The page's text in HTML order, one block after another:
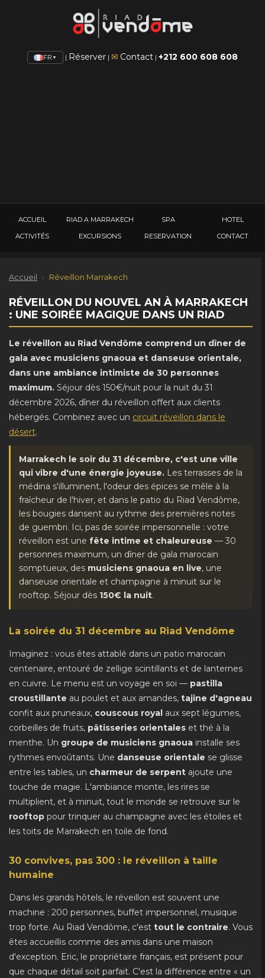
FR ▼ | Réserver | ✉ Contact | +212 600 608 608
ACCUEIL RIAD A MARRAKECH SPA
HOTEL
ACTIVITÉS
EXCURSIONS RESERVATION CONTACT
Accueil › Réveillon Marrakech
RÉVEILLON DU NOUVEL AN À MARRAKECH
: UNE SOIRÉE MAGIQUE DANS UN RIAD
Le réveillon au Riad Vendôme comprend un dîner de
gala avec musiciens gnaoua et danseuse orientale,
dans une ambiance intimiste de 30 personnes
maximum. Séjour dès 150€/nuit pour la nuit du 31
décembre 2026, dîner du réveillon offert aux clients
hébergés. Combinez avec un circuit réveillon dans le
désert.
Marrakech le soir du 31 décembre, c'est une ville
qui vibre d'une énergie joyeuse. Les terrasses de la
médina s'illuminent, l'odeur des épices se mêle à la
fraîcheur de l'hiver, et dans le patio du Riad Vendôme,
les bougies dansent au rythme des premières notes
de guembri. Ici, pas de soirée impersonnelle : votre
réveillon est une fête intime et chaleureuse — 30
personnes maximum, un dîner de gala marocain
somptueux, des musiciens gnaoua en live, une
danseuse orientale et champagne à minuit sur le
rooftop. Séjour dès 150€ la nuit.
La soirée du 31 décembre au Riad Vendôme
Imaginez : vous êtes attablé dans un patio marocain
centenaire, entouré de zellige scintillants et de lanternes
en cuivre. Le menu est un voyage en soi — pastilla
croustillante au poulet et aux amandes, tajine d'agneau
confit aux pruneaux, couscous royal aux sept légumes,
corbeilles de fruits, pâtisseries orientales et thé à la
menthe. Un groupe de musiciens gnaoua installe ses
rythmes envoûtants. Une danseuse orientale se glisse
entre les tables, un charmeur de serpent ajoute une
touche de magie. L'ambiance monte, les rires se
multiplient, et à minuit, tout le monde se retrouve sur le
rooftop pour trinquer au champagne avec les étoiles et
les toits de Marrakech en toile de fond.
30 convives, pas 300 : le réveillon à taille
humaine
Dans les grands hôtels, le réveillon est souvent une
machine : 200 personnes, buffet impersonnel, musique
trop forte. Au Riad Vendôme, c'est tout le contraire. Vous
êtes accueillis comme des amis dans une maison
d'exception. Eric, le propriétaire français, est présent pour
que chaque détail soit parfait. C'est la différence entre « un